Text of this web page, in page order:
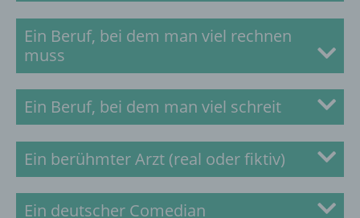
Ein Beruf, bei dem man viel rechnen
muss
Ein Beruf, bei dem man viel schreit
Ein berühmter Arzt (real oder fiktiv)
Ein deutscher Comedian